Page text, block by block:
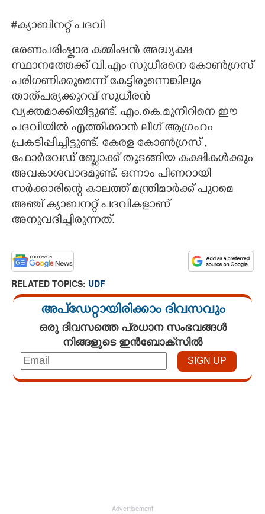
#ക്യാബിനറ്റ് പദവി
ഭരണപരിഷ്കാര കമ്മിഷൻ അദ്ധ്യക്ഷ
സ്ഥാനത്തേക്ക് വി.എം സുധീരനെ കോൺഗ്രസ്
പരിഗണിക്കുമെന്ന് കേട്ടിരുന്നെങ്കിലും
താത്പര്യക്കുറവ് സുധീരൻ
വ്യക്തമാക്കിയിട്ടുണ്ട്. എം.കെ.മുനീറിനെ ഈ
പദവിയിൽ എത്തിക്കാൻ ലീഗ് ആഗ്രഹം
പ്രകടിപ്പിച്ചിട്ടുണ്ട്. കേരള കോൺഗ്രസ് ,​
ഫോർവേഡ് ബ്ളോക്ക് തുടങ്ങിയ കക്ഷികൾക്കും
അവകാശവാദമുണ്ട്. ഒന്നാം പിണറായി
സർക്കാരിന്റെ കാലത്ത് മന്ത്രിമാർക്ക് പുറമെ
അഞ്ച് ക്യാബനറ്റ് പദവികളാണ്
അനുവദിച്ചിരുന്നത്.
RELATED TOPICS: UDF
അപ്ഡേറ്റായിരിക്കാം ദിവസവും
ഒരു ദിവസത്തെ പ്രധാന സംഭവങ്ങൾ
നിങ്ങളുടെ ഇൻബോക്സിൽ
Advertisement